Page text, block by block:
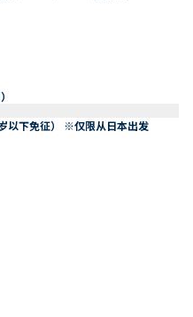
以下免征） ※仅限从日本出发